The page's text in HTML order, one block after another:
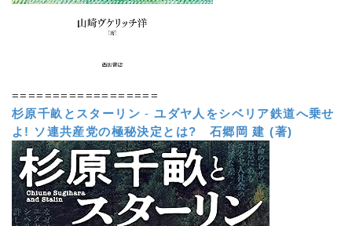
==================
杉原千畝とスターリン -ユダヤ人をシベリア鉄道へ乗せ
よ! ソ連共産党の極秘決定とは?
石郷岡 建 (著)